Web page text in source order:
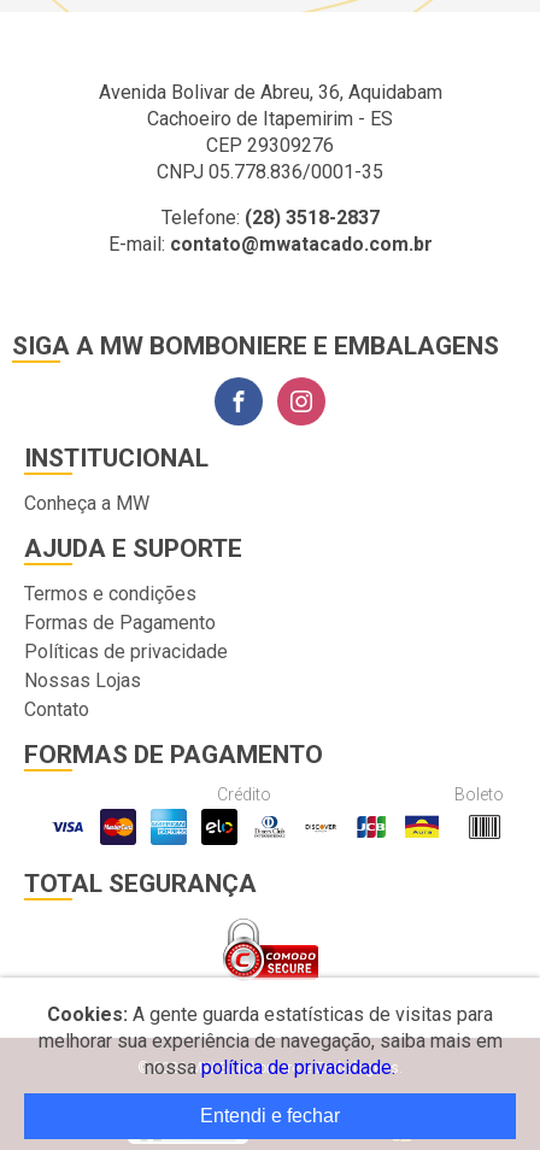
Avenida Bolivar de Abreu, 36, Aquidabam
Cachoeiro de Itapemirim - ES
CEP 29309276
CNPJ 05.778.836/0001-35
Telefone: (28) 3518-2837
E-mail: contato@mwatacado.com.br
SIGA A MW BOMBONIERE E EMBALAGENS
INSTITUCIONAL
Conheça a MW
AJUDA E SUPORTE
Termos e condições
Formas de Pagamento
Políticas de privacidade
Nossas Lojas
Contato
FORMAS DE PAGAMENTO
Crédito Boleto
TOTAL SEGURANÇA
Cookies: A gente guarda estatísticas de visitas para
melhorar sua experiência de navegação, saiba mais em
nossapolítica de privacidade.
Entendi e fechar
© 2026 MW Bomboniere e Embalagens.
Desenvolvido por